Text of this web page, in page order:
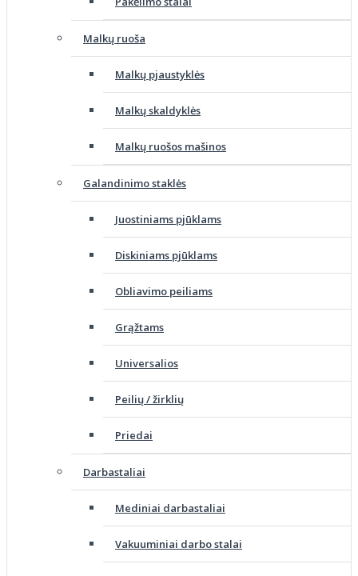
Malkų ruoša
Malkų pjaustyklės
Malkų skaldyklės
Malkų ruošos mašinos
Galandinimo staklės
Juostiniams pjūklams
Diskiniams pjūklams
Obliavimo peiliams
Grąžtams
Universalios
Peilių / žirklių
Priedai
Darbastaliai
Mediniai darbastaliai
Vakuuminiai darbo stalai